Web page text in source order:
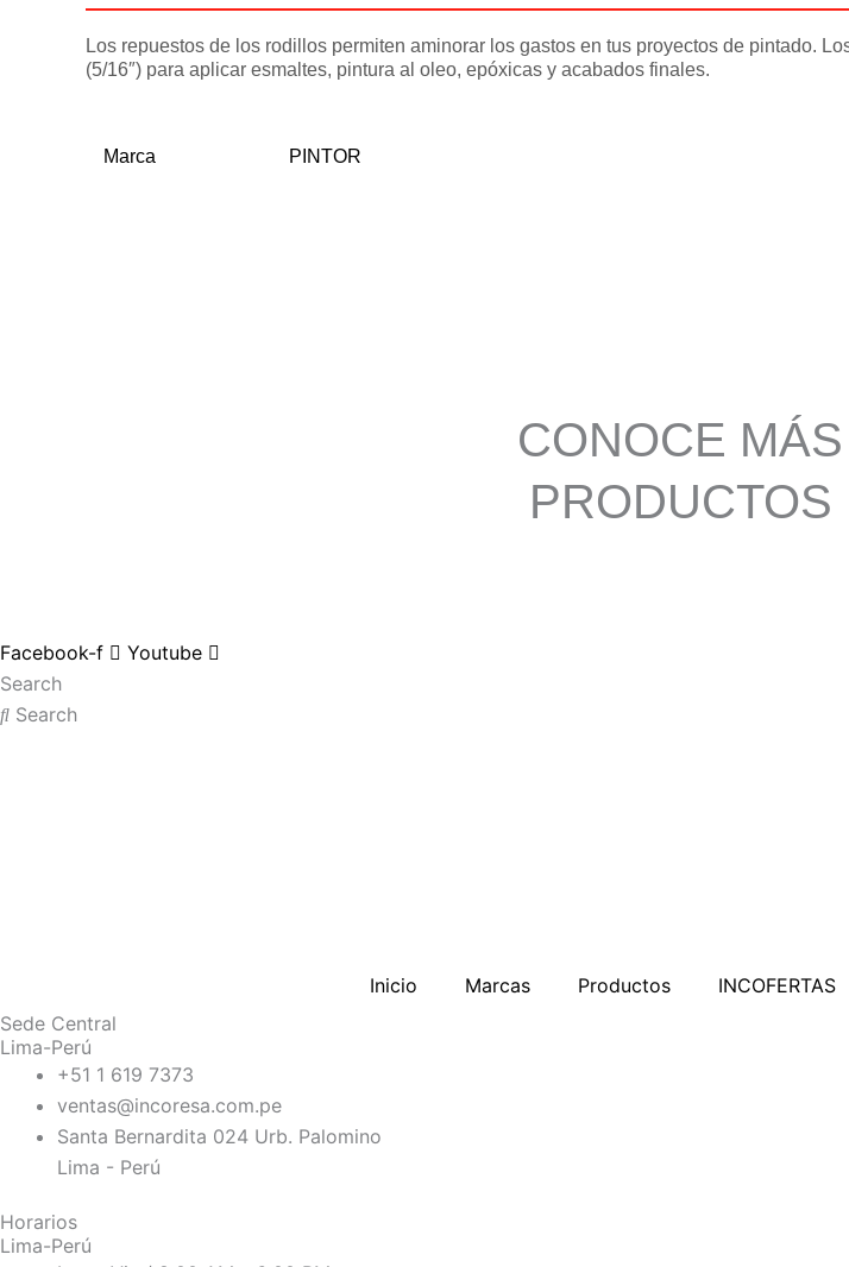
Los repuestos de los rodillos permiten aminorar los gastos en tus proyectos de pintado.
(5/16″) para aplicar esmaltes, pintura al oleo, epóxicas y acabados finales.
Marca PINTOR
CONOCE MÁS
PRODUCTOS
Facebook-f
Youtube
Search
Search
Inicio Marcas Productos INCOFERTAS
Sede Central
Lima-Perú
+51 1 619 7373
ventas@incoresa.com.pe
Santa Bernardita 024 Urb. Palomino
Lima - Perú
Horarios
Lima-Perú